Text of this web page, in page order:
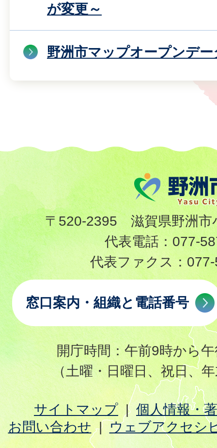
が変更～
野洲市マップオープンデー
〒520-2395 滋賀県野洲市
代表電話： 077-
代表ファクス：
窓口案内・組織と電話番号
開庁時間：午前9時から
（土曜・日曜日、祝日、
サイトマップ
個人情報・
お問い合わせ
ウェブアクセシ